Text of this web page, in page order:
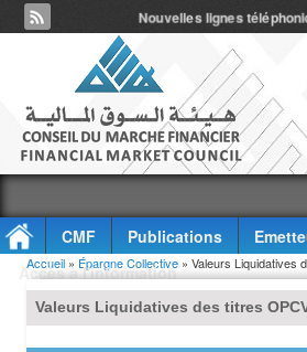
Nouvelles lignes
CMF Publications
Accès à l'information
Vous êtes ici
Accueil » Épargne Collective » Valeurs Liquidatives
Valeurs Liquidatives des titres